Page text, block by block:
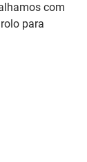
com
para